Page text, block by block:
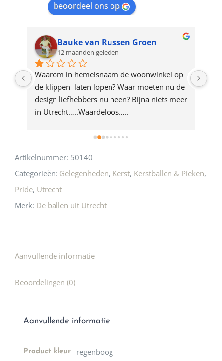
product
beoordeel ons op
Bauke van Russen Groen
12 maanden geleden
Waarom in hemelsnaam de woonwinkel op
de klippen  laten lopen? Waar moeten nu de
design liefhebbers nu heen? Bijna niets meer
in Utrecht…..Waardeloos…..
Artikelnummer: 50140
Categorieën: Gelegenheden, Kerst, Kerstballen & Pieken,
Pride, Utrecht
Merk: De ballen uit Utrecht
Aanvullende informatie
Beoordelingen (0)
Aanvullende informatie
Product kleur regenboog